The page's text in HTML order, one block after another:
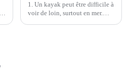
1. Un kayak peut être difficile à
voir de loin, surtout en mer.